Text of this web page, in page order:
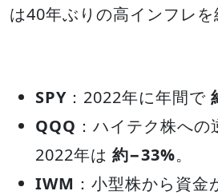
は40年ぶりの高インフレを
SPY ：2022年に年間で
QQQ ：ハイテク株への
2022年は 約−33%。
IWM ：小型株から資